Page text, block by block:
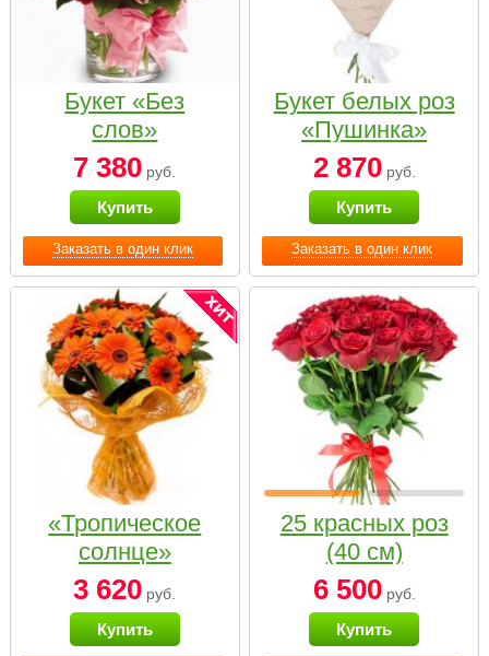
Заказать в один клик
Букет «Без
слов»
7 380 руб.
Купить
Заказать в один клик
Букет белых роз
«Пушинка»
2 870руб.
Купить
«Тропическое
солнце»
3 620 руб.
Купить
25 красных роз
(40 см)
6 500руб.
Купить